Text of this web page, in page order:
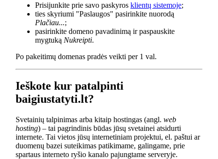
Prisijunkite prie savo paskyros klientų sistemoje;
ties skyriumi "Paslaugos" pasirinkite nuorodą
Plačiau...;
pasirinkite domeno pavadinimą ir paspauskite
mygtuką Nukreipti.
Po pakeitimų domenas pradės veikti per 1 val.
Ieškote kur patalpinti
baigiustatyti.lt?
Svetainių talpinimas arba kitaip hostingas (angl. web
hosting) – tai pagrindinis būdas jūsų svetainei atsidurti
internete. Tai vietos jūsų internetiniam projektui, el. paštui ar
duomenų bazei suteikimas patikimame, galingame, prie
spartaus interneto ryšio kanalo pajungtame serveryje.